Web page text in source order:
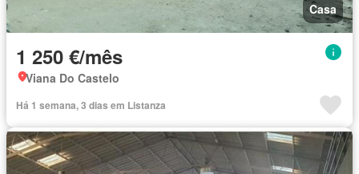
Casa
1 250 €/mês
Viana Do Castelo
Há 1 semana, 3 dias em Listanza